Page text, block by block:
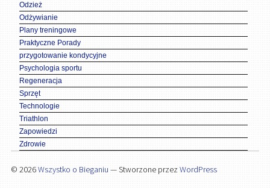
Odzież
Odżywianie
Plany treningowe
Praktyczne Porady
przygotowanie kondycyjne
Psychologia sportu
Regeneracja
Sprzęt
Technologie
Triathlon
Zapowiedzi
Zdrowie
© 2026Wszystko o Bieganiu — Stworzone przez WordPress